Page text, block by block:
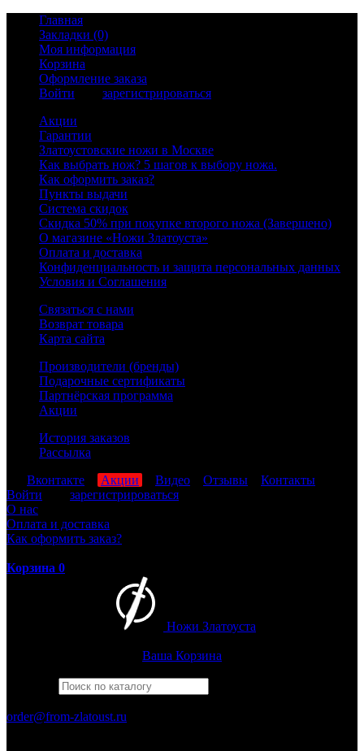
Главная
Закладки (0)
Моя информация
Корзина
Оформление заказа
Войти
зарегистрироваться
Акции
Гарантии
Златоустовские ножи в Москве
Как выбрать нож? 5 шагов к выбору ножа.
Как оформить заказ?
Пункты выдачи
Система скидок
Скидка 50% при покупке второго ножа (Завершено)
О магазине «Ножи Златоуста»
Оплата и доставка
Конфиденциальность и защита персональных данных
Условия и Соглашения
Связаться с нами
Возврат товара
Карта сайта
Производители (бренды)
Подарочные сертификаты
Партнёрская программа
Акции
История заказов
Рассылка
Вконтакте Акции Видео Отзывы
Контакты
Войти
зарегистрироваться
О нас
Оплата и доставка
Как оформить заказ?
Корзина 0
Ножи Златоуста
Ваша Корзина
order@from-zlatoust.ru